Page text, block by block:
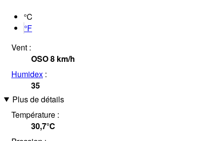
°C
°F
Vent :
OSO8 km/h
Humidex :
35
Plus de détails
Température :
30,7°C